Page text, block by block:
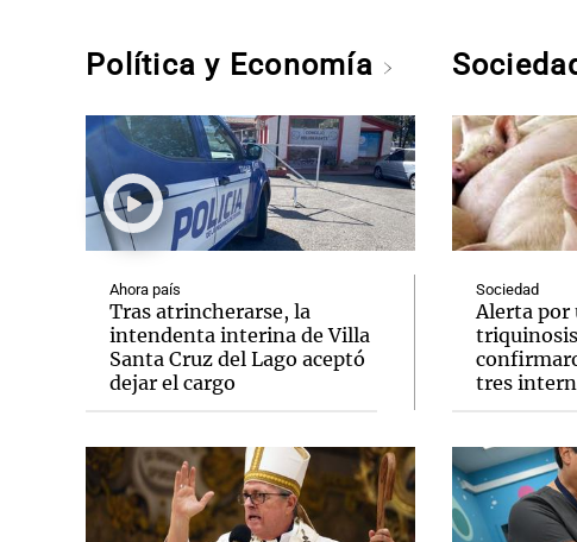
Política y Economía
Ahora país
Tras atrincherarse, la
intendenta interina de Villa
Santa Cruz del Lago aceptó
dejar el cargo
Sociedad
Alerta por
tres